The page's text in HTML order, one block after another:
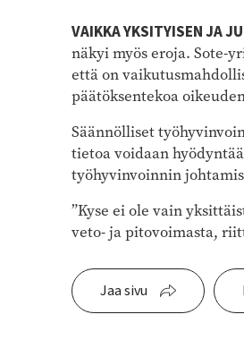
VAIKKA YKSITYISEN JA
näkyi myös eroja. Sote-
että on
päätöksentekoa
Säännölliset
tietoa voidaan
työhyvinvoinnin
”Kyse ei ole vain
veto- ja pitovoimasta,
Jaa sivu